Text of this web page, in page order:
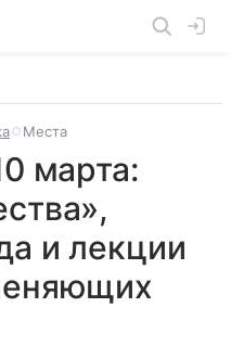
Места
марта:
и лекции